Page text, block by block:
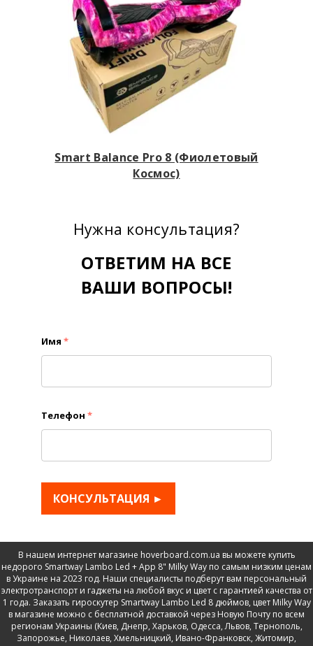
Smart Balance Pro 8 (Фиолетовый
Космос)
Нужна консультация?
ОТВЕТИМ НА ВСЕ
ВАШИ ВОПРОСЫ!
Имя *
Телефон *
КОНСУЛЬТАЦИЯ ►
В нашем интернет магазине hoverboard.com.ua вы можете купить
недорого Smartway Lambo Led + App 8" Milky Way по самым низким ценам
в Украине на 2023 год. Наши специалисты подберут вам персональный
электротранспорт и гаджеты на любой вкус и цвет с гарантией качества от
1 года. Заказать гироскутер Smartway Lambo Led 8 дюймов, цвет Milky Way
в магазине можно с бесплатной доставкой через Новую Почту по всем
регионам Украины (Киев, Днепр, Харьков, Одесса, Львов, Тернополь,
Запорожье, Николаев, Хмельницкий, Ивано-Франковск, Житомир,